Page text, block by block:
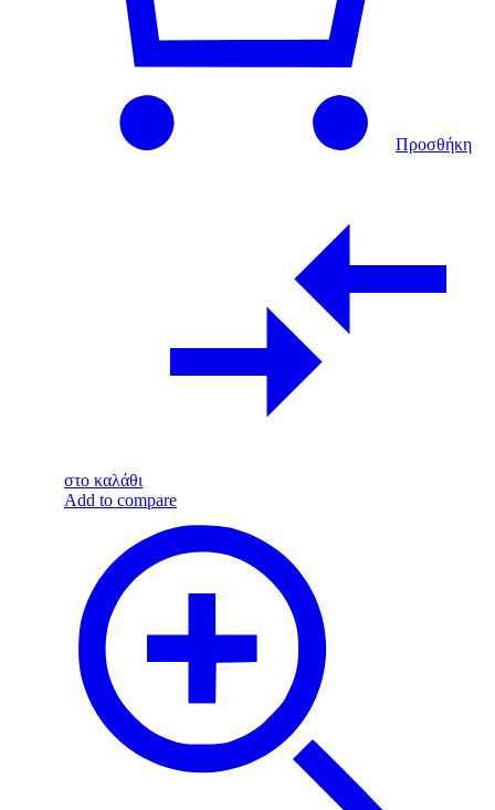
Προσθήκη
στο καλάθι
Add to compare